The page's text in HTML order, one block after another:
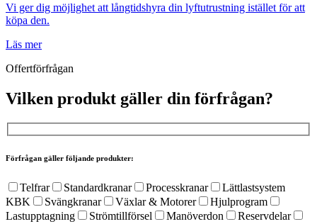
Vi ger dig möjlighet att långtidshyra din lyftutrustning istället för att
köpa den.
Läs mer
Offertförfrågan
Vilken produkt gäller din förfrågan?
Förfrågan gäller följande produkter:
Telfrar Standardkranar Processkranar
Lättlastsystem
KBK
Svängkranar Växlar & Motorer
Hjulprogram
Lastupptagning
Strömtillförsel Manöverdon
Reservdelar